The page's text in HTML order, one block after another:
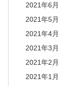
2021年6月
2021年5月
2021年4月
2021年3月
2021年2月
2021年1月